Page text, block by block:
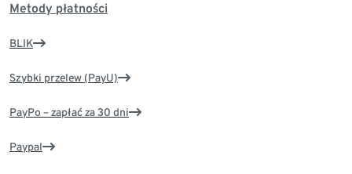
Metody płatności
BLIK
Szybki przelew (PayU)
PayPo – zapłać za 30 dni
Paypal